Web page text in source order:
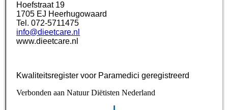
Hoefstraat 19
1705 EJ Heerhugowaard
Tel. 072-5711475
info@dieetcare.nl
www.dieetcare.nl
Kwaliteitsregister voor Paramedici geregistreerd
Verbonden aan Natuur Diëtisten Nederland